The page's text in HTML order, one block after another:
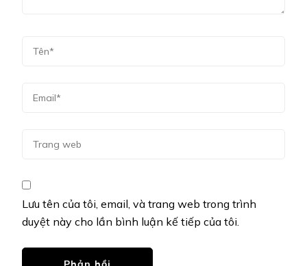
Lưu tên của tôi, email, và trang web trong trình
duyệt này cho lần bình luận kế tiếp của tôi.